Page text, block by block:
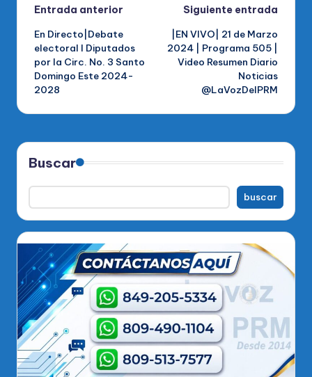
Navegación
de
entradas
Entrada anterior
En Directo|Debate
electoral l Diputados
por la Circ. No. 3 Santo
Domingo Este 2024-
2028
Siguiente entrada
|EN VIVO| 21 de Marzo
2024 | Programa 505 |
Video Resumen Diario
Noticias
@LaVozDelPRM
Buscar
buscar